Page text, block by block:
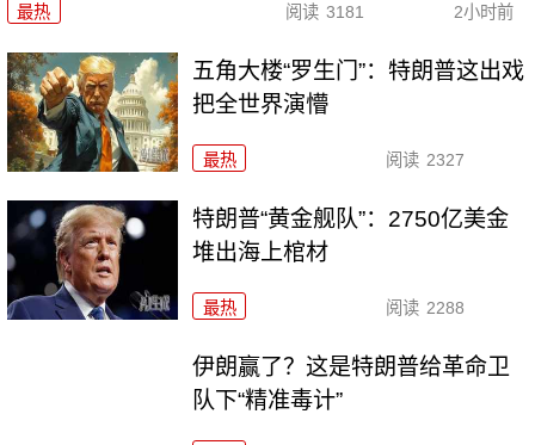
最热 阅读 3181 2小时前
五角大楼“罗生门”：特朗普这出戏
把全世界演懵
最热 阅读 2327
特朗普“黄金舰队”：2750亿美金
堆出海上棺材
最热 阅读 2288
伊朗赢了？这是特朗普给革命卫
队下“精准毒计”